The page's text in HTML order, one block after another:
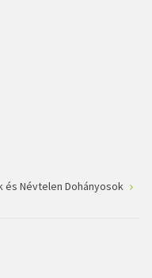
és Névtelen Dohányosok